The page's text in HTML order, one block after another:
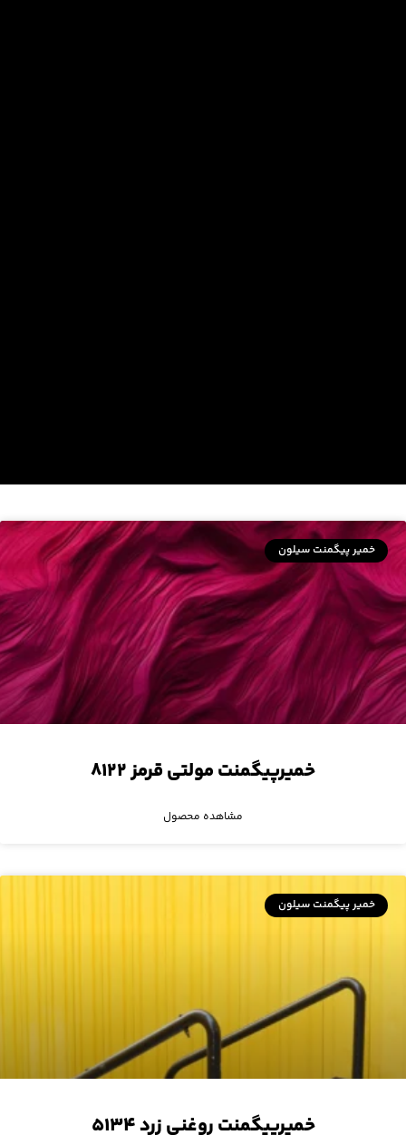
خمیر پیگمنت سیلون
خمیرپیگمنت مولتی قرمز ۸۱۲۲
مشاهده محصول
خمیر پیگمنت سیلون
خمیرپیگمنت روغنی زرد ۵۱۳۴